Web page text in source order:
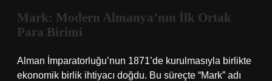
Mark: Modern Almanya’nın İlk Ortak
Para Birimi
Alman İmparatorluğu’nun 1871’de kurulmasıyla birlikte
ekonomik birlik ihtiyacı doğdu. Bu süreçte “Mark” adı